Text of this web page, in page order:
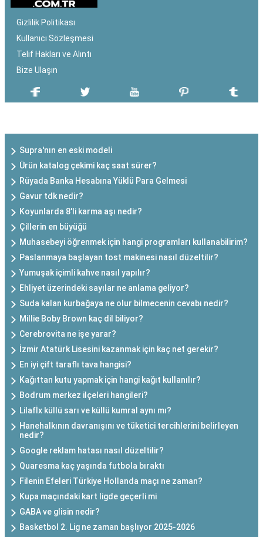
Gizlilik Politikası
Kullanıcı Sözleşmesi
Telif Hakları ve Alıntı
Bize Ulaşın
Supra'nın en eski modeli
Ürün katalog çekimi kaç saat sürer?
Rüyada Banka Hesabına Yüklü Para Gelmesi
Gavur tdk nedir?
Koyunlarda 8'li karma aşı nedir?
Çillerin en büyüğü
Muhasebeyi öğrenmek için hangi programları kullanabilirim?
Paslanmaya başlayan tost makinesi nasıl düzeltilir?
Yumuşak içimli kahve nasıl yapılır?
Ehliyet üzerindeki sayılar ne anlama geliyor?
Suda kalan kurbağaya ne olur bilmecenin cevabı nedir?
Millie Boby Brown kaç dil biliyor?
Cerebrovita ne işe yarar?
İzmir Atatürk Lisesini kazanmak için kaç net gerekir?
En iyi çift taraflı tava hangisi?
Kağıttan kutu yapmak için hangi kağıt kullanılır?
Bodrum merkez ilçeleri hangileri?
Lilafİx küllü sarı ve küllü kumral aynı mı?
Hanehalkının davranışını ve tüketici tercihlerini belirleyen
nedir?
Google reklam hatası nasıl düzeltilir?
Quaresma kaç yaşında futbola bıraktı
Filenin Efeleri Türkiye Hollanda maçı ne zaman?
Kupa maçındaki kart ligde geçerli mi
GABA ve glisin nedir?
Basketbol 2. Lig ne zaman başlıyor 2025-2026